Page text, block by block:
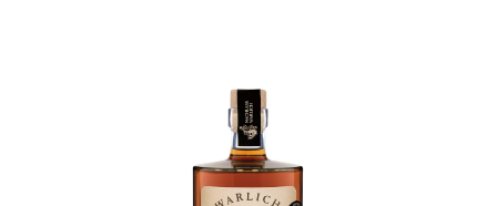
Bildergalerie überspringen